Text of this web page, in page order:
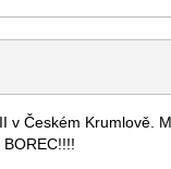
v Českém Krumlově.